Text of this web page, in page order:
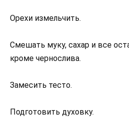
Орехи измельчить.
Смешать муку, сахар и все
кроме чернослива.
Замесить тесто.
Подготовить духовку.